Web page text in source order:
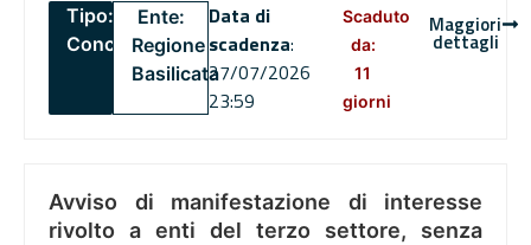
Tipo:
Concorsi
Ente:
Regione
Basilicata
Data di
scadenza:
27/07/2026
23:59
Scaduto
da:
11
giorni
Maggiori
dettagli
Avviso di manifestazione di interesse
rivolto a enti del terzo settore, senza